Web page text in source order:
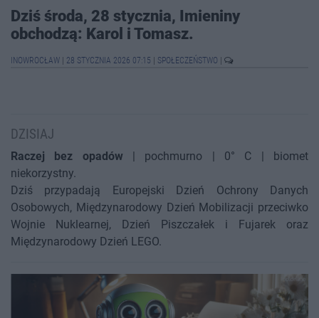
Dziś środa, 28 stycznia, Imieniny
obchodzą: Karol i Tomasz.
INOWROCŁAW 28 STYCZNIA 2026 07:15 SPOŁECZEŃSTWO
DZISIAJ
Raczej bez opadów | pochmurno | 0° C | biomet
niekorzystny.
Dziś przypadają Europejski Dzień Ochrony Danych
Osobowych, Międzynarodowy Dzień Mobilizacji przeciwko
Wojnie Nuklearnej, Dzień Piszczałek i Fujarek oraz
Międzynarodowy Dzień LEGO.